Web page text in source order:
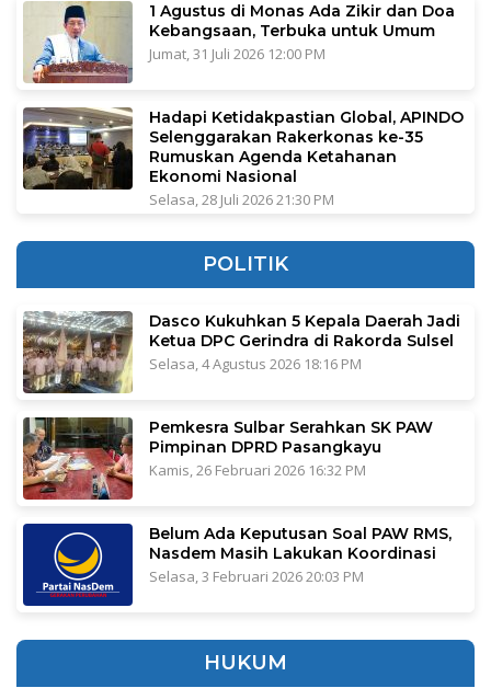
1 Agustus di Monas Ada Zikir dan Doa
Kebangsaan, Terbuka untuk Umum
Jumat, 31 Juli 2026 12:00 PM
Hadapi Ketidakpastian Global, APINDO
Selenggarakan Rakerkonas ke-35
Rumuskan Agenda Ketahanan
Ekonomi Nasional
Selasa, 28 Juli 2026 21:30 PM
POLITIK
Dasco Kukuhkan 5 Kepala Daerah Jadi
Ketua DPC Gerindra di Rakorda Sulsel
Selasa, 4 Agustus 2026 18:16 PM
Pemkesra Sulbar Serahkan SK PAW
Pimpinan DPRD Pasangkayu
Kamis, 26 Februari 2026 16:32 PM
Belum Ada Keputusan Soal PAW RMS,
Nasdem Masih Lakukan Koordinasi
Selasa, 3 Februari 2026 20:03 PM
HUKUM